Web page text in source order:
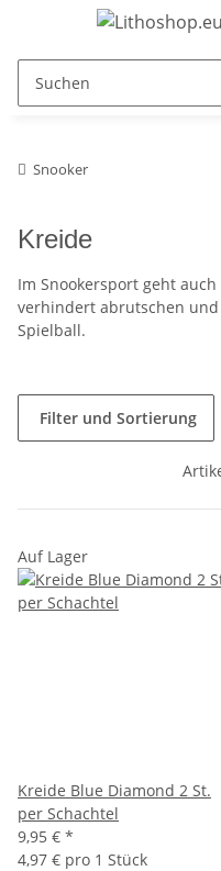
Snooker
Kreide
Im Snookersport geht
verhindert abrutschen
Spielball.
Filter und Sortierung
Auf Lager
Kreide Blue Diamond 2 St.
per Schachtel
9,95 € *
4,97 € pro 1 Stück